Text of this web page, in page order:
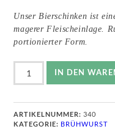
Unser Bierschinken ist
magerer Fleischeinlage.
portionierter Form.
Bierschinken
portioniert
IN DEN
ARTIKELNUMMER: 340
KATEGORIE: BRÜHWURST